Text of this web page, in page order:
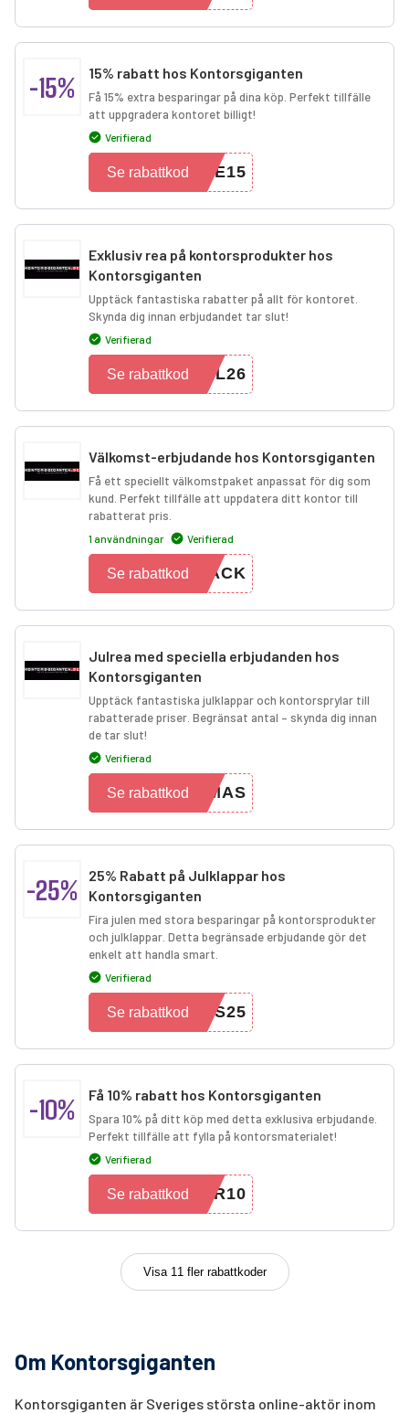
-15% 15% rabatt hos Kontorsgiganten
Få 15% extra besparingar på dina köp. Perfekt tillfälle
att uppgradera kontoret billigt!
Verifierad
RE15
Se rabattkod
Exklusiv rea på kontorsprodukter hos
Kontorsgiganten
Upptäck fantastiska rabatter på allt för kontoret.
Skynda dig innan erbjudandet tar slut!
Verifierad
EL26
Se rabattkod
Välkomst-erbjudande hos Kontorsgiganten
Få ett speciellt välkomstpaket anpassat för dig som
kund. Perfekt tillfälle att uppdatera ditt kontor till
rabatterat pris.
1 användningar Verifierad
BACK
Se rabattkod
Julrea med speciella erbjudanden hos
Kontorsgiganten
Upptäck fantastiska julklappar och kontorsprylar till
rabatterade priser. Begränsat antal – skynda dig innan
de tar slut!
Verifierad
XMAS
Se rabattkod
-25%
25% Rabatt på Julklappar hos
Kontorsgiganten
Fira julen med stora besparingar på kontorsprodukter
och julklappar. Detta begränsade erbjudande gör det
enkelt att handla smart.
Verifierad
AS25
Se rabattkod
-10% Få 10% rabatt hos Kontorsgiganten
Spara 10% på ditt köp med detta exklusiva erbjudande.
Perfekt tillfälle att fylla på kontorsmaterialet!
Verifierad
ER10
Se rabattkod
Visa 11 fler rabattkoder
Om Kontorsgiganten
Kontorsgiganten är Sveriges största online-aktör inom